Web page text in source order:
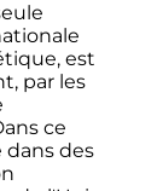
est
par les
ce
des